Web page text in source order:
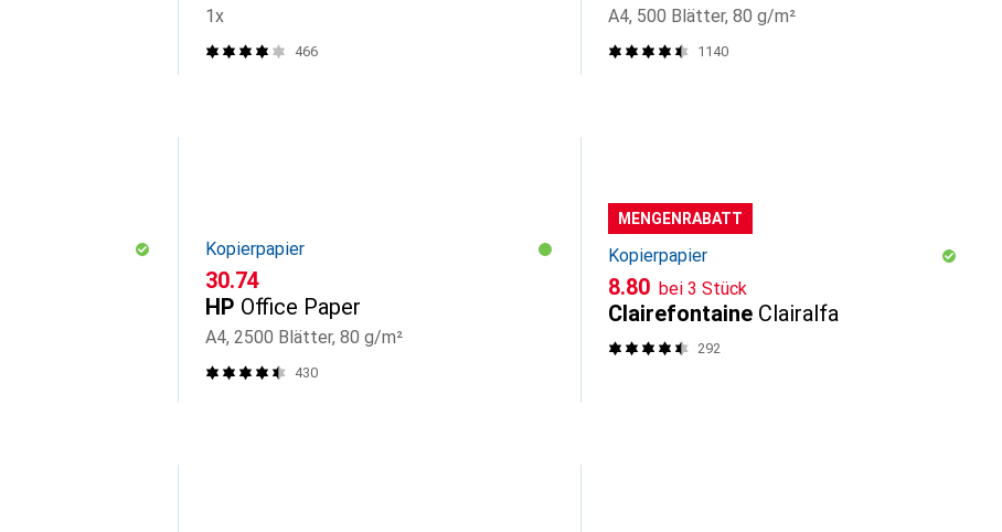
1x
466
A4, 500 Blätter, 80 g/m²
1140
Kopierpapier
CHF
30.74
HP Office Paper
A4, 2500 Blätter, 80 g/m²
430
MENGENRABATT
Kopierpapier
CHF
8.80 bei 3 Stück
Clairefontaine Clairalfa
292